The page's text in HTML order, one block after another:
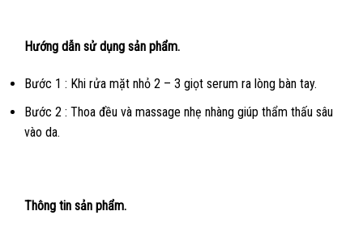
Hướng dẫn sử dụng sản phẩm.
Bước 1 : Khi rửa mặt nhỏ 2 – 3 giọt serum ra lòng bàn tay.
Bước 2 : Thoa đều và massage nhẹ nhàng giúp thẩm thấu sâu
vào da.
Thông tin sản phẩm.